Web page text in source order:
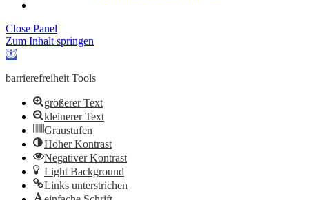
Close Panel
Zum Inhalt springen
Werkzeugleiste
barrierefreiheit Tools
größerer Text
kleinerer Text
Graustufen
Hoher Kontrast
Negativer Kontrast
Light Background
Links unterstrichen